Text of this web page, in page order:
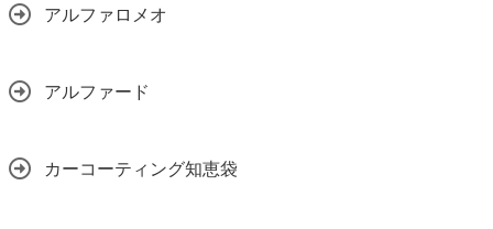
アルファロメオ
アルファード
カーコーティング知恵袋